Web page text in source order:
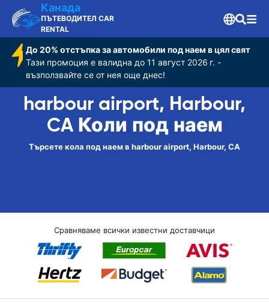
Канада
ПЪТЕВОДИТЕЛ CAR
RENTAL
До 20% отстъпка за автомобили под наем в цял свят
Тази промоция е валидна до 11 август 2026 г. -
възползвайте се от нея още днес!
harbour airport, Harbour,
CA Коли под наем
Търсете кола под наем в harbour airport, Harbour, CA
Сравняваме всички известни доставчици